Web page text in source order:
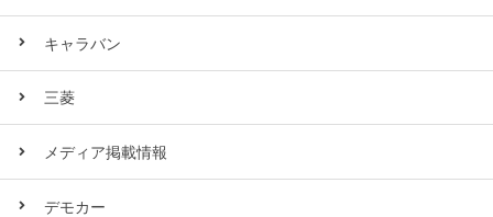
キャラバン
三菱
メディア掲載情報
デモカー